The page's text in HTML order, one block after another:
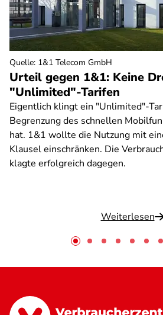
Urteil gegen 1&1: Keine
"Unlimited"-Tarifen
Eigentlich klingt ein "Unlimited"-
Begrenzung des schnellen
hat. 1&1 wollte die Nutzung mit
Klausel einschränken. Die
klagte erfolgreich dagegen.
Weiterlesen
Quelle: 1&1 Telecom GmbH